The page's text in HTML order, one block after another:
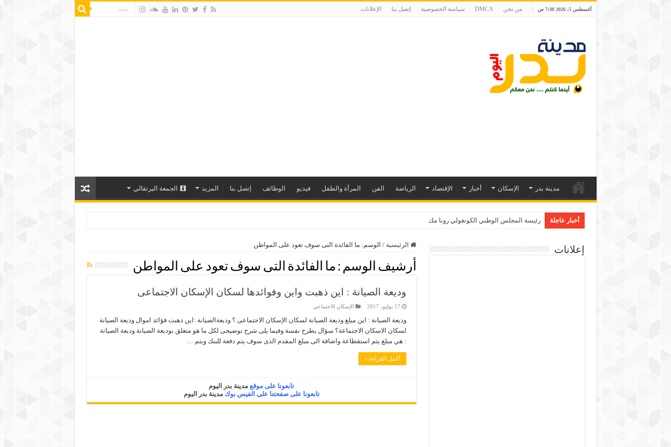
أغسطس 5, 2026 7:30 ص من نحن DMCA سياسة الخصوصية إتصل بنا الإعلانات
مدينة بدر الإسكان أخبار الإقتصاد الرياضة الفن المرأة والطفل فيديو الوظائف إتصل بنا المزيد الجمعة البرتقالي
أخبار عاجلة رئيسة المجلس الوطني الكونغولي رونا مكدانيل تدعو إ
الرئيسية / الوسم: ما الفائدة التى سوف تعود على المواطن
أرشيف الوسم : ما الفائدة التى سوف تعود على المواطن
وديعة الصيانة : اين ذهبت واين وفوائدها لسكان الإسكان الاجتماعى
17 يوليو، 2017 الإسكان الاجتماعي
وديعة الصيانة : اين مبلغ وديعة الصيانة لسكان الإسكان الاجتماعى ؟ وديعةالصيانة :اين ذهبت فؤائد اموال وديعة الصيانة
لسكان الاسكان الاجتماعة؟ سؤال يطرح نفسة وفيما يلى شرح توضيحى لكل ما هو متعلق بوديعة الصيانة وديعة الصيانة
: هي مبلغ يتم استقطاعة واضافة الى مبلغ المقدم الذى سوف يتم دفعة للبنك ويتم …
أكمل القراءة »
تابعونا على موقع مدينة بدر اليوم
تابعونا على صفحتنا على الفيس بوكمدينة بدر اليوم
إعلانات